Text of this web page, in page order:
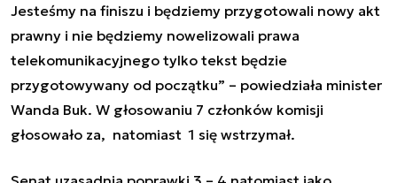
Jesteśmy na finiszu i będziemy przygotowali nowy akt
prawny i nie będziemy nowelizowali prawa
telekomunikacyjnego tylko tekst będzie
przygotowywany od początku” – powiedziała minister
Wanda Buk. W głosowaniu 7 członków komisji
głosowało za, natomiast 1 się wstrzymał.